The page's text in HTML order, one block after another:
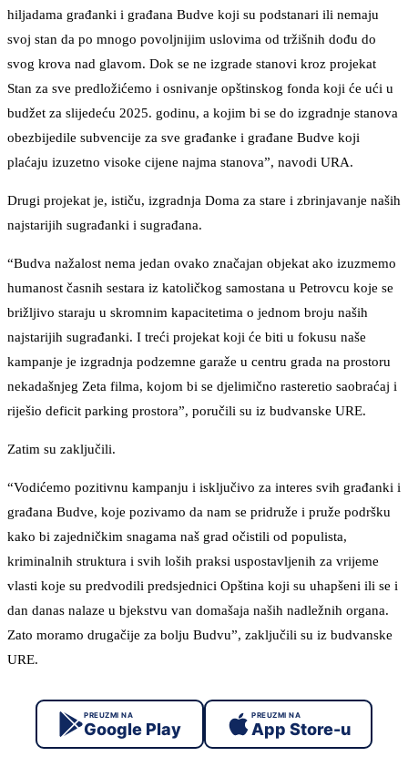
hiljadama građanki i građana Budve koji su podstanari ili nemaju
svoj stan da po mnogo povoljnijim uslovima od tržišnih dođu do
svog krova nad glavom. Dok se ne izgrade stanovi kroz projekat
Stan za sve predložićemo i osnivanje opštinskog fonda koji će ući u
budžet za slijedeću 2025. godinu, a kojim bi se do izgradnje stanova
obezbijedile subvencije za sve građanke i građane Budve koji
plaćaju izuzetno visoke cijene najma stanova”, navodi URA.
Drugi projekat je, ističu, izgradnja Doma za stare i zbrinjavanje naših
najstarijih sugrađanki i sugrađana.
“Budva nažalost nema jedan ovako značajan objekat ako izuzmemo
humanost časnih sestara iz katoličkog samostana u Petrovcu koje se
brižljivo staraju u skromnim kapacitetima o jednom broju naših
najstarijih sugrađanki. I treći projekat koji će biti u fokusu naše
kampanje je izgradnja podzemne garaže u centru grada na prostoru
nekadašnjeg Zeta filma, kojom bi se djelimično rasteretio saobraćaj i
riješio deficit parking prostora”, poručili su iz budvanske URE.
Zatim su zaključili.
“Vodićemo pozitivnu kampanju i isključivo za interes svih građanki i
građana Budve, koje pozivamo da nam se pridruže i pruže podršku
kako bi zajedničkim snagama naš grad očistili od populista,
kriminalnih struktura i svih loših praksi uspostavljenih za vrijeme
vlasti koje su predvodili predsjednici Opština koji su uhapšeni ili se i
dan danas nalaze u bjekstvu van domašaja naših nadležnih organa.
Zato moramo drugačije za bolju Budvu”, zaključili su iz budvanske
URE.
PREUZMI NA
Google Play
PREUZMI NA
App Store-u